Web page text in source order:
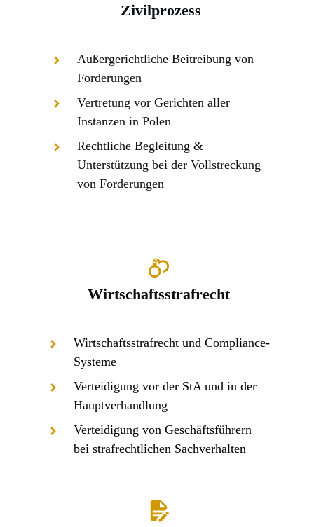
Zivilprozess
Außergerichtliche Beitreibung von
Forderungen
Vertretung vor Gerichten aller
Instanzen in Polen
Rechtliche Begleitung &
Unterstützung bei der Vollstreckung
von Forderungen
Wirtschaftsstrafrecht
Wirtschaftsstrafrecht und Compliance-
Systeme
Verteidigung vor der StA und in der
Hauptverhandlung
Verteidigung von Geschäftsführern
bei strafrechtlichen Sachverhalten